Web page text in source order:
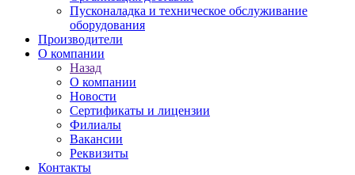
Пусконаладка и техническое обслуживание
оборудования
Производители
О компании
Назад
О компании
Новости
Сертификаты и лицензии
Филиалы
Вакансии
Реквизиты
Контакты